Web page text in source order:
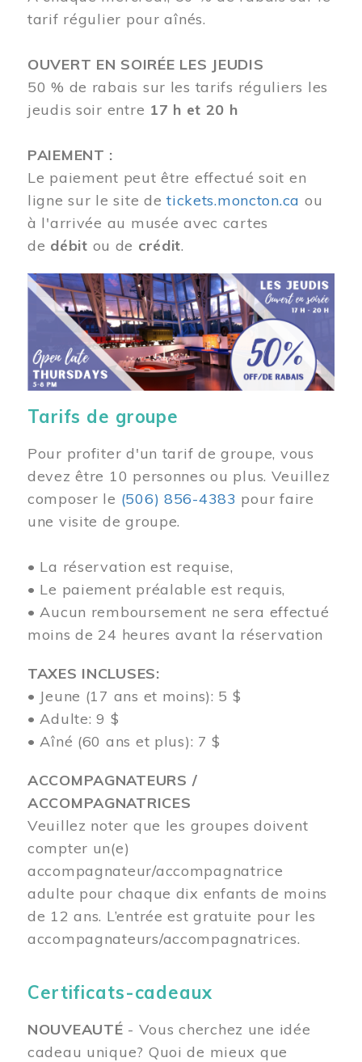
tarif régulier pour aînés.
OUVERT EN SOIRÉE LES JEUDIS
50 % de rabais sur les tarifs réguliers les
jeudis soir entre 17 h et 20 h
PAIEMENT :
Le paiement peut être effectué soit en
ligne sur le site detickets.moncton.ca ou
à l'arrivée au musée avec cartes
de débit ou de crédit.
Image
Tarifs de groupe
Pour profiter d'un tarif de groupe, vous
devez être 10 personnes ou plus. Veuillez
composer le (506) 856-4383 pour faire
une visite de groupe.
• La réservation est requise,
• Le paiement préalable est requis,
• Aucun remboursement ne sera effectué
moins de 24 heures avant la réservation
TAXES INCLUSES:
• Jeune (17 ans et moins): 5 $
• Adulte: 9 $
• Aîné (60 ans et plus): 7 $
ACCOMPAGNATEURS /
ACCOMPAGNATRICES
Veuillez noter que les groupes doivent
compter un(e)
accompagnateur/accompagnatrice
adulte pour chaque dix enfants de moins
de 12 ans. L’entrée est gratuite pour les
accompagnateurs/accompagnatrices.
Certificats-cadeaux
NOUVEAUTÉ - Vous cherchez une idée
cadeau unique? Quoi de mieux que